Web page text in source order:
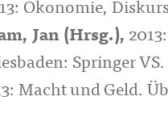
Ökonomie,
Jan (Hrsg.),
Springer
Macht und Geld.